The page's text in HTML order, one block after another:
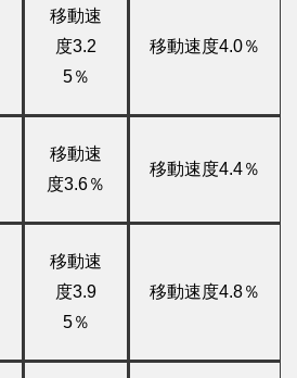
移動速
度3.2
5％
移動速度4.0％
移動速
度3.6％
移動速度4.4％
移動速
度3.9
5％
移動速度4.8％